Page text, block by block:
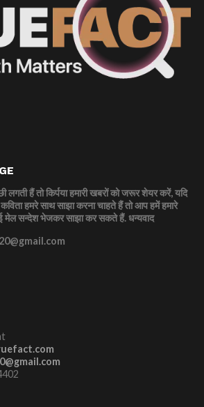
हैं तो किर्पया हमारी खबरों को जरूर शेयर करें, यदि
हमरे साथ साझा करना चाहते हैं तो आप हमें हमारे
सन्देश भेजकर साझा कर सकते हैं.धन्यवाद